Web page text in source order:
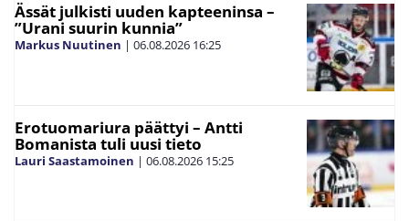
Ässät julkisti uuden kapteeninsa –
”Urani suurin kunnia”
Markus Nuutinen | 06.08.2026 16:25
Erotuomariura päättyi – Antti
Bomanista tuli uusi tieto
Lauri Saastamoinen | 06.08.2026 15:25